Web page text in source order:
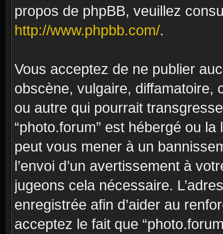
propos de phpBB, veuillez
http://www.phpbb.com/.
Vous acceptez de ne publier
obscène, vulgaire, diffamatoire,
ou autre qui pourrait
“photo.forum” est hébergé ou
peut vous mener à un
l’envoi d’un avertissement à
jugeons cela nécessaire.
enregistrée afin d’aider au
acceptez le fait que